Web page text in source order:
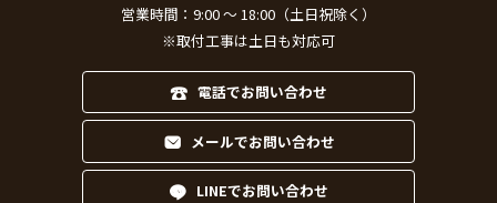
営業時間：9:00 ～ 18:00（土日祝除く）
※取付工事は土日も対応可
電話でお問い合わせ
メールでお問い合わせ
LINEでお問い合わせ